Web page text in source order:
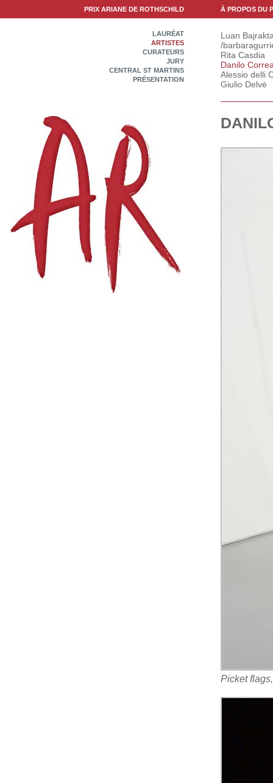
PRIX ARIANE DE ROTHSCHILD À PROPOS DU
LAURÉAT
ARTISTES
CURATEURS
JURY
CENTRAL ST MARTINS
PRÉSENTATION
Luan
/
Rita Casdia
Danilo
Alessio delli
Giulio Delvè
Picket